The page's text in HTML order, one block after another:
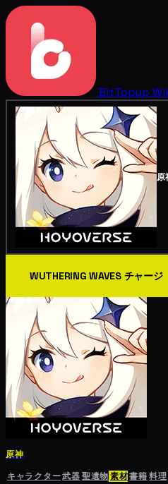
BitTopup
原
WUTHERING WAVES チャージ
原神
キャラクター武器聖遺物素材書籍料理